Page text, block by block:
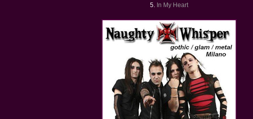
5. In My Heart